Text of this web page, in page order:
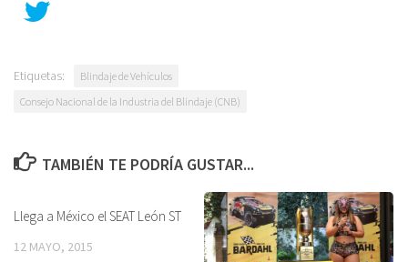
Etiquetas:
Blindaje de Vehículos
Consejo Nacional de la Industria del Blindaje (CNB)
TAMBIÉN TE PODRÍA GUSTAR...
Llega a México el SEAT León ST
12 MAYO, 2015